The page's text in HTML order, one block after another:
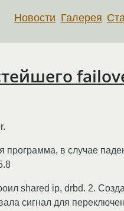
Новости Галерея
программа, в случае
shared ip, drbd. 2.
сигнал для